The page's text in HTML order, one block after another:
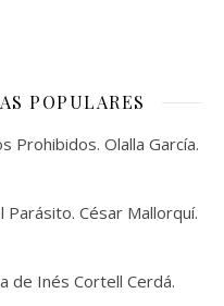
POPULARES
Prohibidos. Olalla García.
Parásito. César Mallorquí.
de Inés Cortell Cerdá.